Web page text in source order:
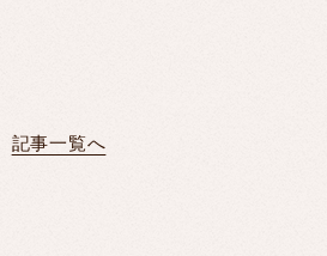
記事一覧へ